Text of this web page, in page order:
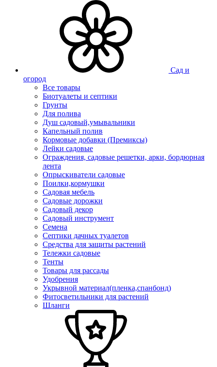
Сад и
огород
Все товары
Биотуалеты и септики
Грунты
Для полива
Душ садовый,умывальники
Капельный полив
Кормовые добавки (Премиксы)
Лейки садовые
Ограждения, садовые решетки, арки, бордюрная
лента
Опрыскиватели садовые
Поилки,кормушки
Садовая мебель
Садовые дорожки
Садовый декор
Садовый инструмент
Семена
Септики дачных туалетов
Средства для защиты растений
Тележки садовые
Тенты
Товары для рассады
Удобрения
Укрывной материал(пленка,спанбонд)
Фитосветильники для растений
Шланги